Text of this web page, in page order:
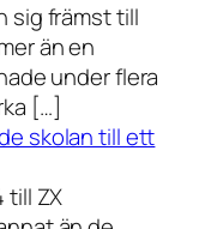
sig främst till
än en
under flera
[…]
skolan till ett
till ZX